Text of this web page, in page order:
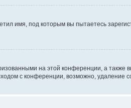
имя, под которым вы пытаетесь
на этой конференции, а
с конференции, возможно, удаление